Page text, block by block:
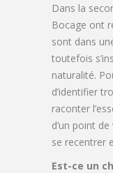
Dans la
Bocage ont
sont dans
toutefois
naturalité.
d’identifier
raconter
d’un point
se recentrer
Est-ce un